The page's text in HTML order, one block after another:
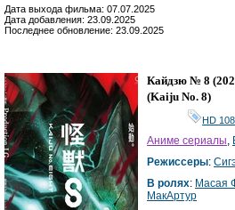
Дата выхода фильма: 07.07.2025
Дата добавления: 23.09.2025
Последнее обновление: 23.09.2025
Кайдзю № 8
(Kaiju No. 8)
HD
Аниме сериалы,
Режиссеры:
В ролях: Масая
МакАртур